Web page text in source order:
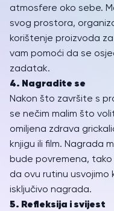
atmosfere oko sebe.
svog prostora,
korištenje proizvoda
vam pomoći da se
zadatak.
4. Nagradite se
Nakon što završite s
se nečim malim što
omiljena zdrava
knjigu ili film. Nagrada
bude povremena, tako
da ovu rutinu usvojimo
isključivo nagrada.
5. Refleksija i svijest